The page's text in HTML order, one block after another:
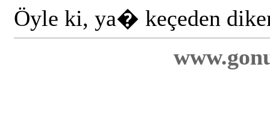
Öyle ki, ya� keçeden